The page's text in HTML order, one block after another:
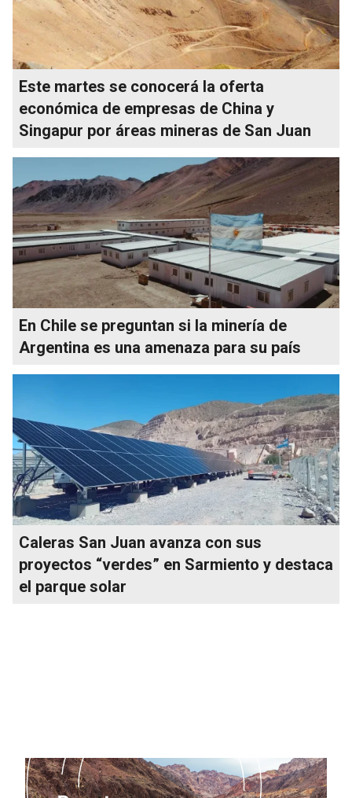
Este martes se conocerá la oferta
económica de empresas de China y
Singapur por áreas mineras de San Juan
En Chile se preguntan si la minería de
Argentina es una amenaza para su país
Caleras San Juan avanza con sus
proyectos “verdes” en Sarmiento y destaca
el parque solar